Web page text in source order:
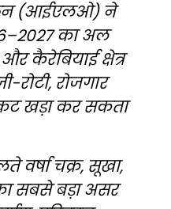
(आईएलओ) ने
का अल
कैरेबियाई क्षेत्र
रोटी, रोजगार
खड़ा कर सकता
वर्षा चक्र, सूखा,
सबसे बड़ा असर